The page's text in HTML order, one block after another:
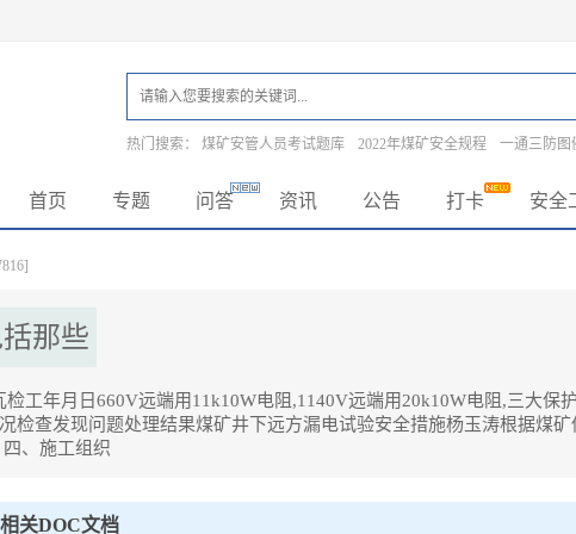
热门搜索： 煤矿安管人员考试题库 2022年煤矿安全规程 一通三防图
首页 专题 问答 资讯 公告 打卡 安全
那些
工年月日660V远端用11k10W电阻,1140V远端用20k10W电阻,三大保
检查发现问题处理结果煤矿井下远方漏电试验安全措施杨玉涛根据煤矿
、施工组织
安全管理的重点,其主要措施是加强矿井通风,防止瓦。
关DOC文档